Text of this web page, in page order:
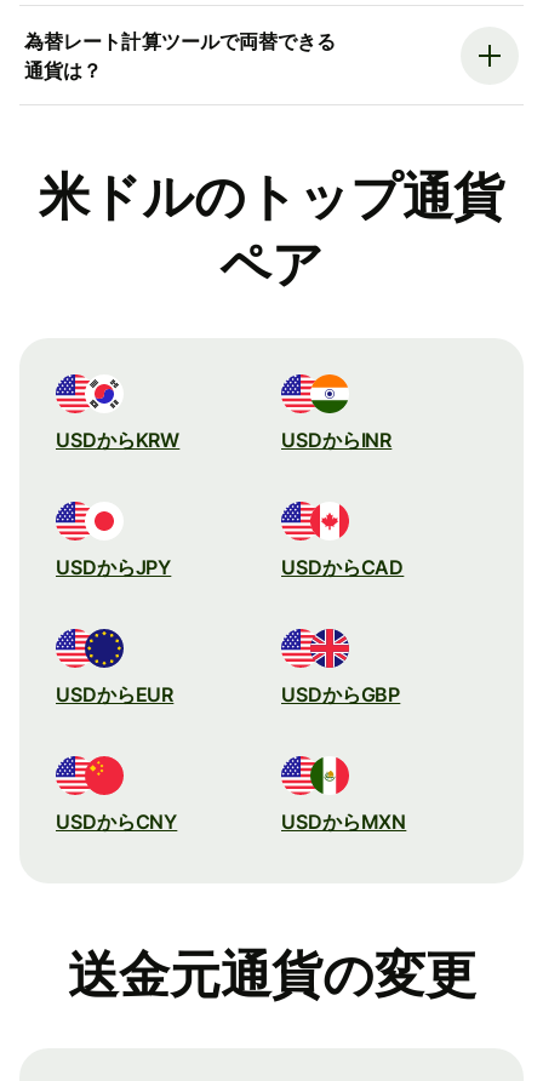
為替レート計算ツールで両替できる
通貨は？
米ドルのトップ通貨
ペア
USDからKRW USDからINR
USDからJPY USDからCAD
USDからEUR USDからGBP
USDからCNY USDからMXN
送金元通貨の変更